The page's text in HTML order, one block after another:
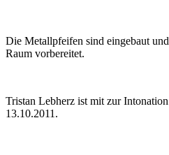
Die Metallpfeifen sind eingebaut
Raum vorbereitet.
Tristan Lebherz ist mit zur
13.10.2011.